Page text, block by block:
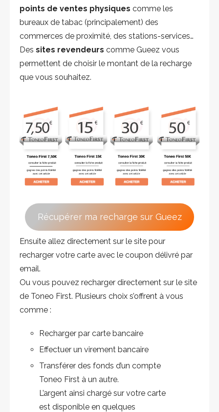
points de ventes physiques comme les
bureaux de tabac (principalement) des
commerces de proximité, des stations-services…
Des sites revendeurs comme Gueez vous
permettent de choisir le montant de la recharge
que vous souhaitez.
Récupérer ma recharge sur Gueez
Ensuite allez directement sur le site pour
recharger votre carte avec le coupon délivré par
email.
Ou vous pouvez recharger directement sur le site
de Toneo First. Plusieurs choix s’offrent à vous
comme :
Recharger par carte bancaire
Effectuer un virement bancaire
Transférer des fonds d’un compte
Toneo First à un autre.
L’argent ainsi chargé sur votre carte
est disponible en quelques